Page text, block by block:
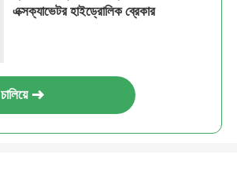
এক্সক্যাভেটর হাইড্রোলিক ব্রেকার
চালিয়ে